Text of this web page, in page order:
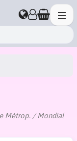
Métrop. / Mondial